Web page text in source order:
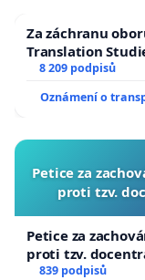
návrhu
Zastavily
smlouvy na
Zahájily novou,
vodního prvku
respektovat
(např. formou
repliky
minulosti stál).
Za záchranu
Translation
University
8 209 podpisů
Oznámení o
Petice za
proti tzv.
Petice za
proti tzv.
839 podpisů